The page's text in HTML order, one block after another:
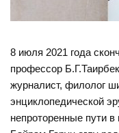
8 июля 2021 года
профессор
журналист, филолог
энциклопедической
непроторенные пути в